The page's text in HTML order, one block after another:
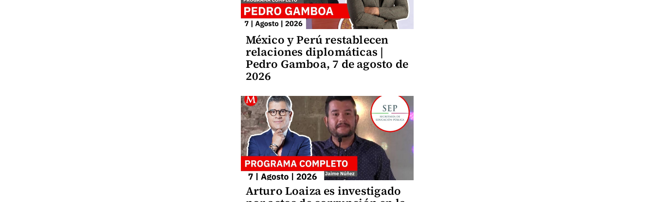
México y Perú restablecen
relaciones diplomáticas |
Pedro Gamboa, 7 de agosto de
2026
Arturo Loaiza es investigado